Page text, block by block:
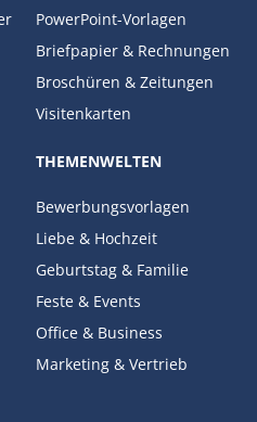
PowerPoint-Vorlagen
Briefpapier & Rechnungen
Broschüren & Zeitungen
Visitenkarten
THEMENWELTEN
Bewerbungsvorlagen
Liebe & Hochzeit
Geburtstag & Familie
Feste & Events
Office & Business
Marketing & Vertrieb